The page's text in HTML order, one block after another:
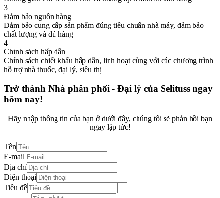
3
Đảm bảo nguồn hàng
Đảm bảo cung cấp sản phẩm đúng tiêu chuẩn nhà máy, đảm bảo
chất lượng và đủ hàng
4
Chính sách hấp dẫn
Chính sách chiết khấu hấp dẫn, linh hoạt cùng với các chương trình
hỗ trợ nhà thuốc, đại lý, siêu thị
Trở thành Nhà phân phối - Đại lý của Selituss ngay
hôm nay!
Hãy nhập thông tin của bạn ở dưới đây, chúng tôi sẽ phản hồi bạn
ngay lập tức!
Tên
E-mail
Địa chỉ
Điện thoại
Tiêu đề